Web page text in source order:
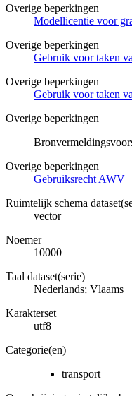
Overige beperkingen
Modellicentie voor
Overige beperkingen
Gebruik voor taken
Overige beperkingen
Gebruik voor taken
Overige beperkingen
Overige beperkingen
Gebruiksrecht AWV
Ruimtelijk schema
vector
Noemer
10000
Taal dataset(serie)
Nederlands; Vlaams
Karakterset
utf8
Categorie(en)
transport